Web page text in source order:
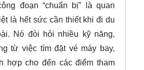
đoạn “chuẩn bị” là quan
là hết sức cần thiết khi đi du
Nó đòi hỏi nhiều kỹ năng,
từ việc tìm đặt vé máy bay,
hợp cho đến các điểm tham